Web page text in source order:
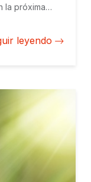
la próxima
leyendo